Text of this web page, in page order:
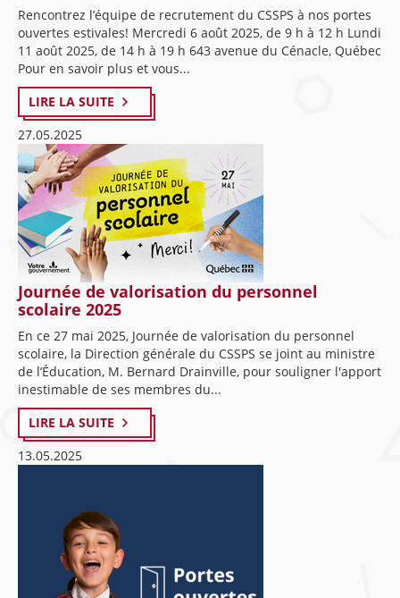
Rencontrez l’équipe de recrutement du CSSPS à nos portes
ouvertes estivales! Mercredi 6 août 2025, de 9 h à 12 h Lundi
11 août 2025, de 14 h à 19 h 643 avenue du Cénacle, Québec
Pour en savoir plus et vous...
LIRE LA SUITE
27.05.2025
Journée de valorisation du personnel
scolaire 2025
En ce 27 mai 2025, Journée de valorisation du personnel
scolaire, la Direction générale du CSSPS se joint au ministre
de l’Éducation, M. Bernard Drainville, pour souligner l'apport
inestimable de ses membres du...
LIRE LA SUITE
13.05.2025